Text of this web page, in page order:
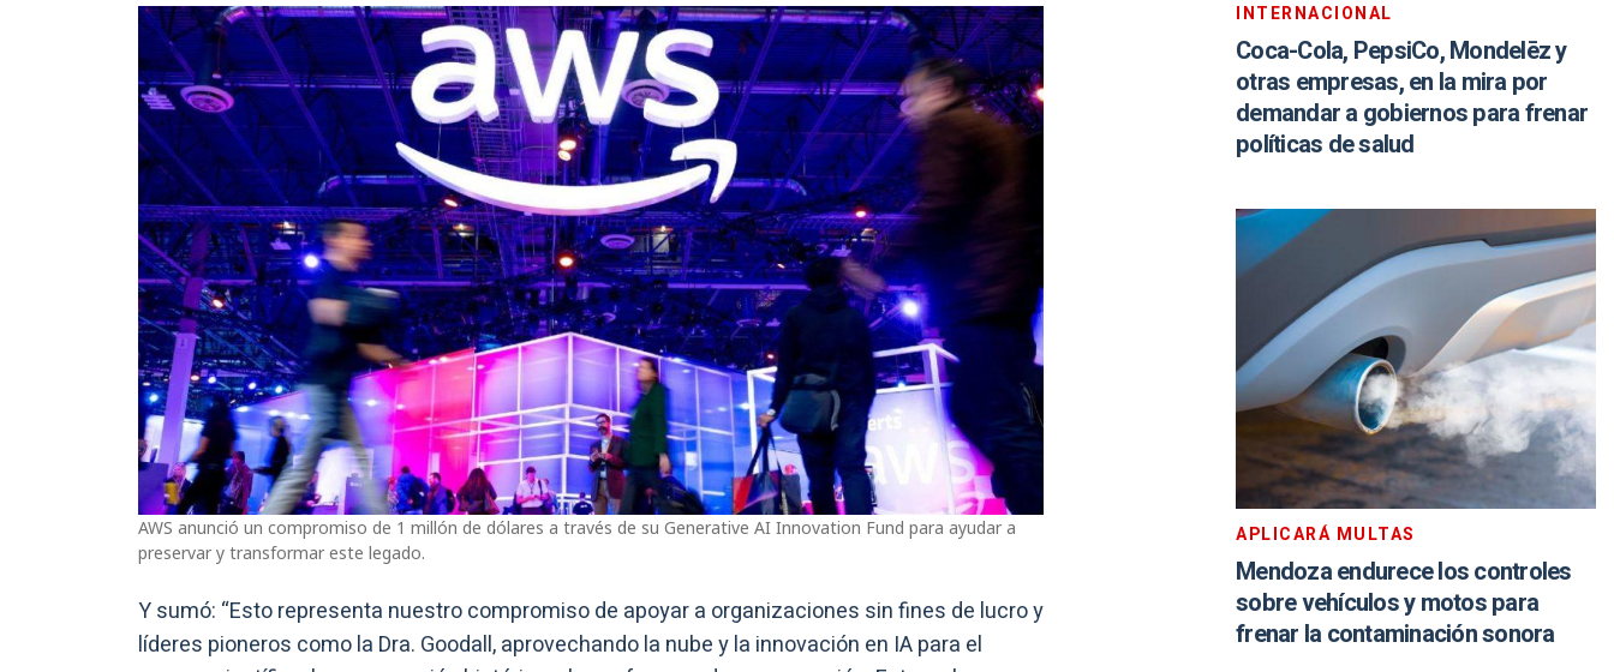
AWS anunció un compromiso de 1 millón de dólares a través de su Generative AI Innovation Fund para ayudar a
preservar y transformar este legado.
Y sumó: “Esto representa nuestro compromiso de apoyar a organizaciones sin fines de lucro y
líderes pioneros como la Dra. Goodall, aprovechando la nube y la innovación en IA para el
INTERNACIONAL
Coca-Cola, PepsiCo, Mondelēz y
otras empresas, en la mira por
demandar a gobiernos para frenar
políticas de salud
APLICARÁ MULTAS
Mendoza endurece los controles
sobre vehículos y motos para
frenar la contaminación sonora